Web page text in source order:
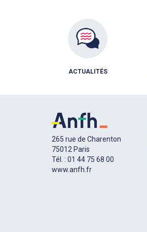
ACTUALITÉS
265 rue de Charenton
75012 Paris
Tél. : 01 44 75 68 00
www.anfh.fr